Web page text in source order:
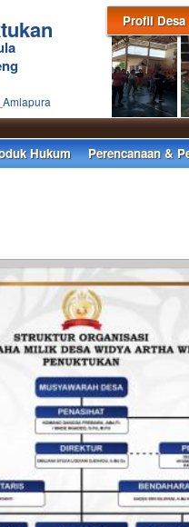
Profil Desa
Hukum Perencanaan &